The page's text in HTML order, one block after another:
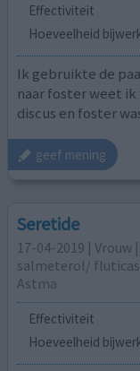
Effectiviteit
Hoeveelheid
Ik gebruikte de
naar foster weet
discus en foster
geef mening
Seretide
17-04-2019 | Vrouw
salmeterol/
Astma
Effectiviteit
Hoeveelheid